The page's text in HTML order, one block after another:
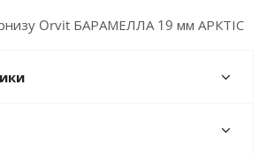
Orvit БАРАМЕЛЛА 19 мм АРКТІС